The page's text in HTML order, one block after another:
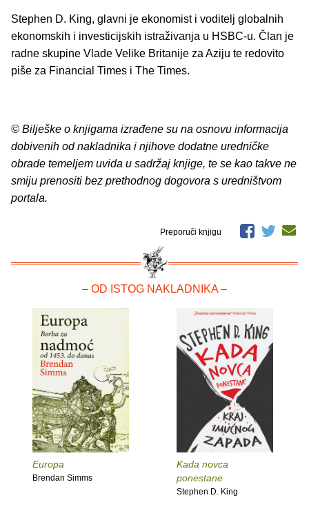
Stephen D. King, glavni je ekonomist i voditelj globalnih
ekonomskih i investicijskih istraživanja u HSBC-u. Član je
radne skupine Vlade Velike Britanije za Aziju te redovito
piše za Financial Times i The Times.
© Bilješke o knjigama izrađene su na osnovu informacija
dobivenih od nakladnika i njihove dodatne uredničke
obrade temeljem uvida u sadržaj knjige, te se kao takve ne
smiju prenositi bez prethodnog dogovora s uredništvom
portala.
Preporuči knjigu
– OD ISTOG NAKLADNIKA –
Europa
Brendan Simms
Kada novca
ponestane
Stephen D. King